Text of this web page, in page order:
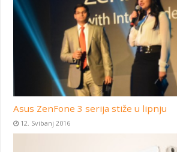
Asus ZenFone 3 serija stiže u lipnju
12. Svibanj 2016